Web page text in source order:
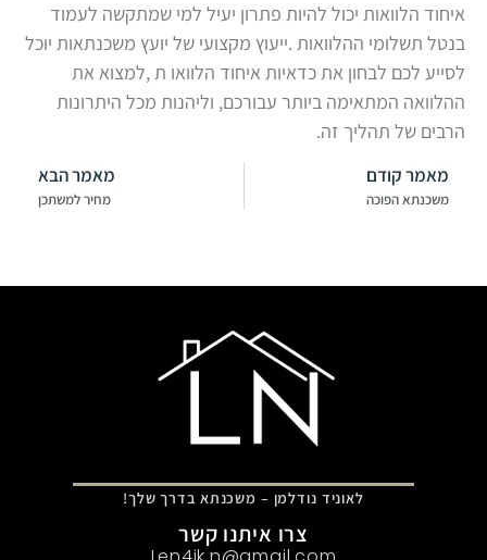
איחוד הלוואות יכול להיות פתרון יעיל למי שמתקשה לעמוד
בנטל תשלומי ההלוואות .ייעוץ מקצועי של יועץ משכנתאות יוכל
לסייע לכם לבחון את כדאיות איחוד הלוואו ת ,למצוא את
ההלוואה המתאימה ביותר עבורכם, וליהנות מכל היתרונות
הרבים של תהליך זה.
מאמר קודם
משכנתא הפוכה
מאמר הבא
מחיר למשתכן
לאוניד נודלמן – משכנתא בדרך שלך!
צרו איתנו קשר